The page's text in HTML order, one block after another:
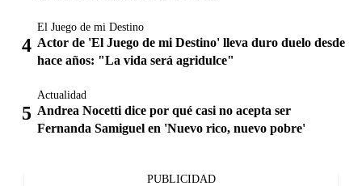
El Juego de mi Destino
Actor de 'El Juego de mi Destino' lleva duro duelo desde
hace años: "La vida será agridulce"
Actualidad
Andrea Nocetti dice por qué casi no acepta ser
Fernanda Samiguel en 'Nuevo rico, nuevo pobre'
PUBLICIDAD